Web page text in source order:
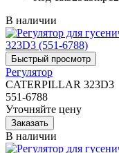
В наличии
Регулятор
CATERPILLAR 323D3
551-6788
Уточняйте цену
В наличии